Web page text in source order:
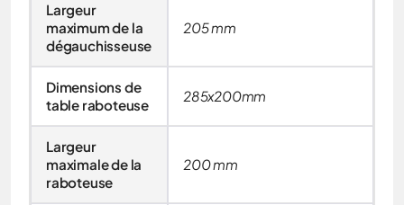
Largeur
maximum de la
dégauchisseuse
205 mm
Dimensions de
table raboteuse
285x200mm
Largeur
maximale de la
raboteuse
200 mm